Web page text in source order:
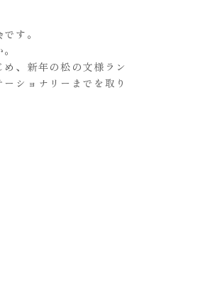
す。
、新年の松の文様ラン
ショナリーまでを取り